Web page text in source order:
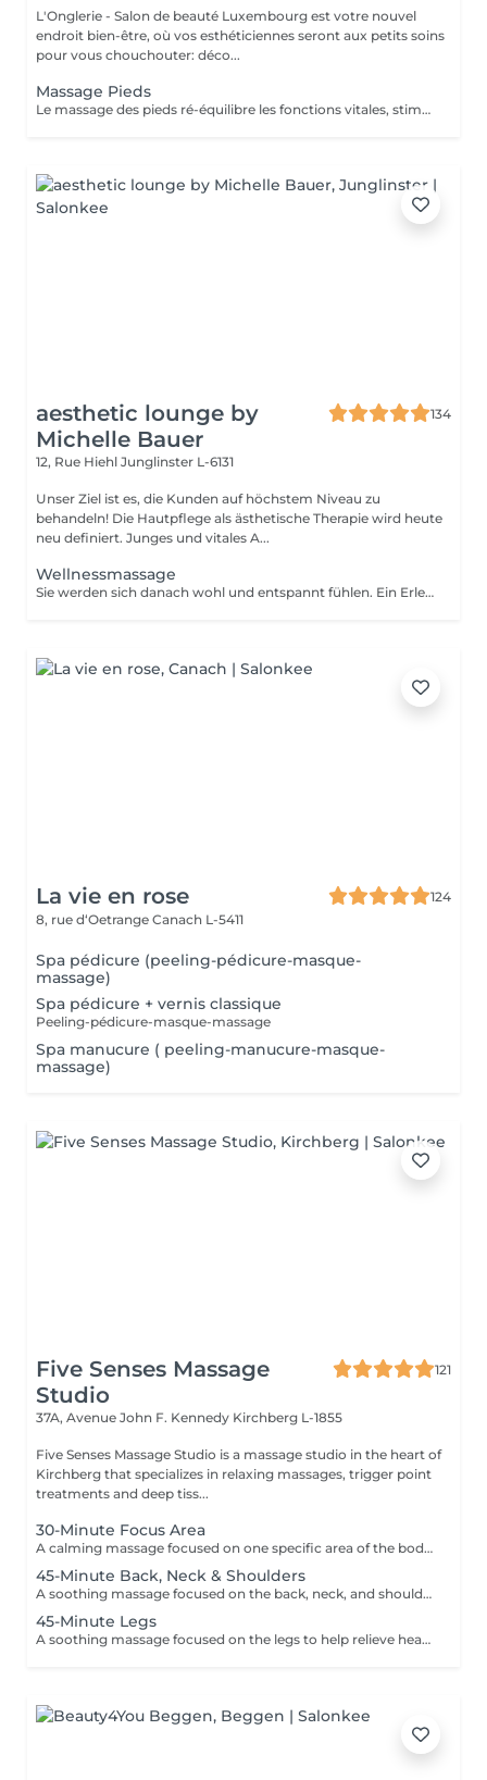
L'Onglerie - Salon de beauté Luxembourg est votre nouvel
endroit bien-être, où vos esthéticiennes seront aux petits soins
pour vous chouchouter: déco...
Massage Pieds
Le massage des pieds ré-équilibre les fonctions vitales, stimule la circulation sanguine ainsi que le drainage lymphatique. Vos muscles se détendent, les systèmes nerveux sont stimulés.. succombez, profitez d'un moment de détente et de relaxation unique.
aesthetic lounge by
Michelle Bauer
134
12, Rue Hiehl Junglinster L-6131
Unser Ziel ist es, die Kunden auf höchstem Niveau zu
behandeln! Die Hautpflege als ästhetische Therapie wird heute
neu definiert. Junges und vitales A...
Wellnessmassage
Sie werden sich danach wohl und entspannt fühlen. Ein Erlebnis, das alle Sinne anspricht!
La vie en rose
124
8, rue d‘Oetrange Canach L-5411
Spa pédicure (peeling-pédicure-masque-
massage)
Spa pédicure + vernis classique
Peeling-pédicure-masque-massage
Spa manucure ( peeling-manucure-masque-
massage)
Five Senses Massage
Studio
121
37A, Avenue John F. Kennedy Kirchberg L-1855
Five Senses Massage Studio is a massage studio in the heart of
Kirchberg that specializes in relaxing massages, trigger point
treatments and deep tiss...
30-Minute Focus Area
A calming massage focused on one specific area of the body to help reduce tension, promote relaxation, and relieve daily stress. Using smooth flowing techniques and oil, the treatment can target areas such as the back, neck, shoulders, legs, or arms according to your needs and preferences.
45-Minute Back, Neck & Shoulders
A soothing massage focused on the back, neck, and shoulders to help release built-up tension, reduce stress, and promote deep relaxation. Using smooth flowing techniques and oil, this treatment helps calm the body and mind while easing muscular tightness caused by daily stress, posture, or fatigue.
45-Minute Legs
A soothing massage focused on the legs to help relieve heaviness, fatigue, and everyday tension. Using smooth relaxing techniques and oil, this treatment promotes circulation, relaxation, and an overall feeling of lightness and wellbeing. Ideal for tired or overworked legs.